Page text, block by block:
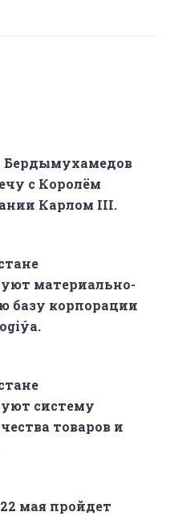
Бердымухамедов
с Королём
Карлом III.
материально-
базу корпорации
систему
товаров и
мая пройдет